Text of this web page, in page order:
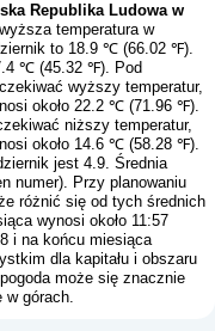
Republika Ludowa w
temperatura w
to 18.9 ℃ (66.02 ℉).
℃ (45.32 ℉). Pod
wyższy temperatur,
około 22.2 ℃ (71.96 ℉).
niższy temperatur,
około 14.6 ℃ (58.28 ℉).
jest 4.9. Średnia
numer). Przy planowaniu
różnić się od tych średnich
wynosi około 11:57
i na końcu miesiąca
dla kapitału i obszaru
może się znacznie
w górach.